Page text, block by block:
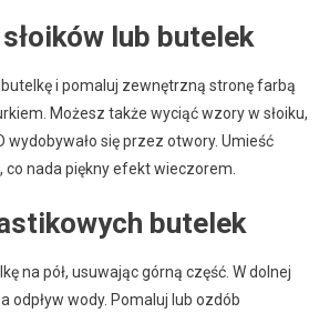
lub butelek
i pomaluj zewnętrzną stronę farbą
Możesz także wyciąć wzory w słoiku,
wydobywało się przez otwory. Umieść
co nada piękny efekt wieczorem.
butelek
na pół, usuwając górną część. W dolnej
odpływ wody. Pomaluj lub ozdób